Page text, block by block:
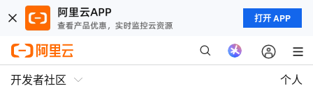
打开 APP
开发者社区 个人